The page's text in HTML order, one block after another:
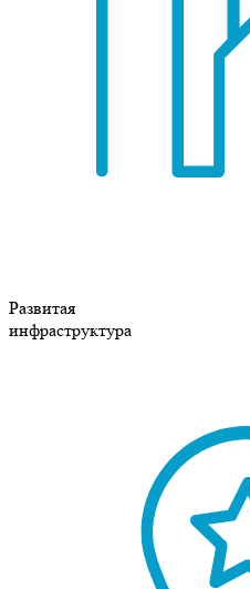
Развитая
инфраструктура